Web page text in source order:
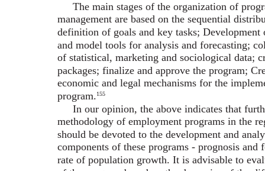
The main stages of the organization of
management are based on the sequential
definition of goals and key tasks; Development
and model tools for analysis and forecasting;
of statistical, marketing and sociological data;
packages; finalize and approve the program;
economic and legal mechanisms for the
program.155
In our opinion, the above indicates that
methodology of employment programs in the
should be devoted to the development and
components of these programs - prognosis and
rate of population growth. It is advisable to